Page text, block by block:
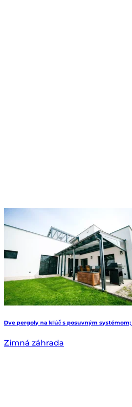
Dve pergoly na kľúč s posuvným systémom;
Zimná záhrada